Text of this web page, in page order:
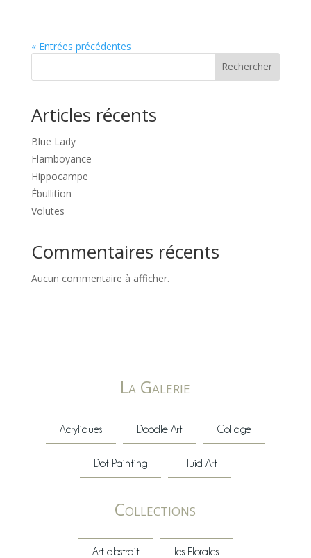
« Entrées précédentes
Rechercher
Articles récents
Blue Lady
Flamboyance
Hippocampe
Ébullition
Volutes
Commentaires récents
Aucun commentaire à afficher.
La Galerie
Acryliques Doodle Art Collage
Dot Painting Fluid Art
Collections
Art abstrait les Florales